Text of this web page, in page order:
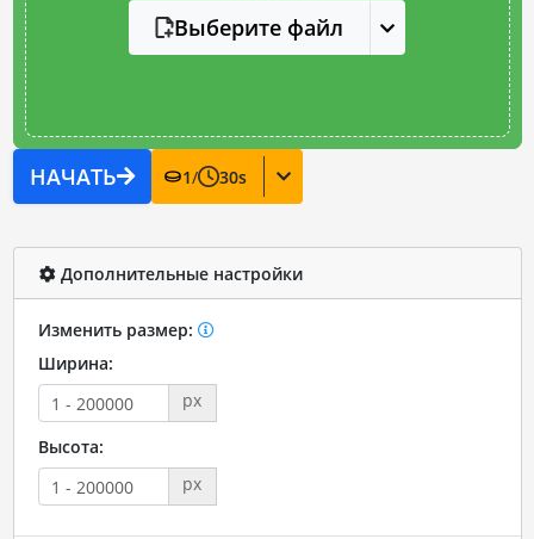
Выберите файл
НАЧАТЬ 1/ 30s
Дополнительные настройки
Изменить размер:
Ширина:
px
Высота:
px